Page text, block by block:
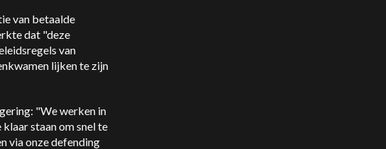
van betaalde
dat "deze
van
lijken te zijn
"We werken in
staan om snel te
via onze defending